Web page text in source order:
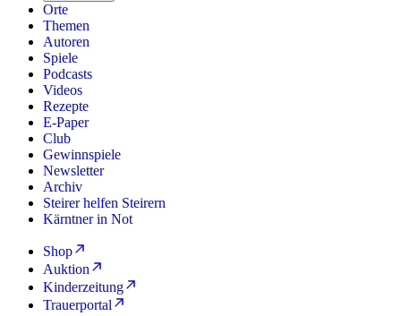
Orte
Themen
Autoren
Spiele
Podcasts
Videos
Rezepte
E-Paper
Club
Gewinnspiele
Newsletter
Archiv
Steirer helfen Steirern
Kärntner in Not
Shop
Auktion
Kinderzeitung
Trauerportal